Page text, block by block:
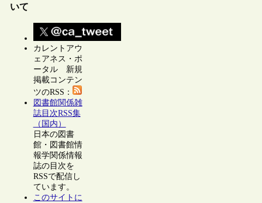
いて
カレントアウ
ェアネス・ポ
ータル 新規
掲載コンテン
ツのRSS：
図書館関係雑
誌目次RSS集
（国内）
日本の図書
館・図書館情
報学関係情報
誌の目次を
RSSで配信し
ています。
このサイトに